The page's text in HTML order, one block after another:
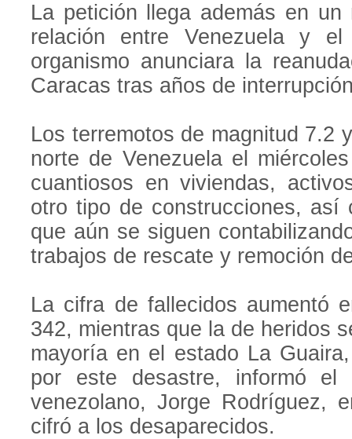
La petición llega además en
relación entre Venezuela y
organismo anunciara la
Caracas tras años de
Los terremotos de magnitud 7.2
norte de Venezuela el
cuantiosos en viviendas,
otro tipo de construcciones, así
que aún se siguen
trabajos de rescate y remoción
La cifra de fallecidos aumentó
342, mientras que la de heridos
mayoría en el estado La
por este desastre, informó el
venezolano, Jorge Rodríguez,
cifró a los desaparecidos.